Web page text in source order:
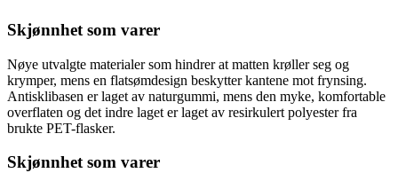
Skjønnhet som varer
Nøye utvalgte materialer som hindrer at matten krøller seg og
krymper, mens en flatsømdesign beskytter kantene mot frynsing.
Antisklibasen er laget av naturgummi, mens den myke, komfortable
overflaten og det indre laget er laget av resirkulert polyester fra
brukte PET-flasker.
Skjønnhet som varer